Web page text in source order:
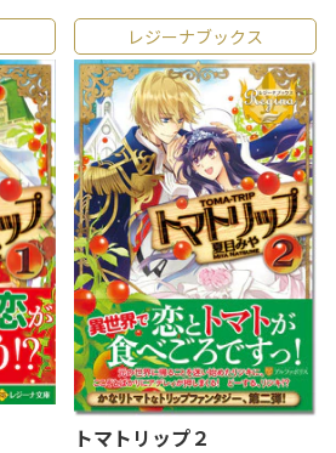
レジーナブックス
トマトリップ２